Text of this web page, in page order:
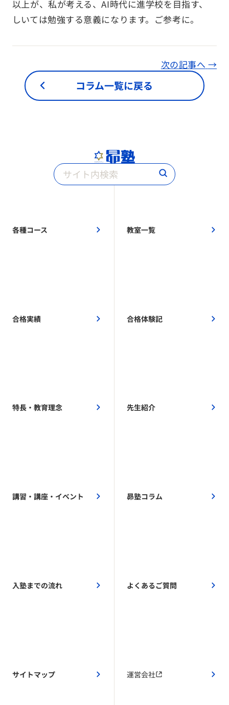
以上が、私が考える、AI時代に進学校を目指す、
しいては勉強する意義になります。ご参考に。
次の記事へ →
コラム一覧に戻る
各種コース 教室一覧
合格実績 合格体験記
特長・教育理念 先生紹介
講習・講座・イベント 昴塾コラム
入塾までの流れ よくあるご質問
サイトマップ 運営会社